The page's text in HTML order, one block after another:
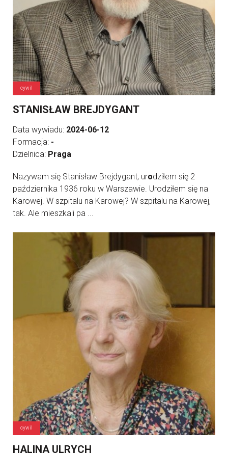
cywil
STANISŁAW BREJDYGANT
Data wywiadu: 2024-06-12
Formacja: -
Dzielnica: Praga
Nazywam się Stanisław Brejdygant, urodziłem się 2
października 1936 roku w Warszawie. Urodziłem się na
Karowej. W szpitalu na Karowej? W szpitalu na Karowej,
tak. Ale mieszkali pa ...
cywil
HALINA ULRYCH